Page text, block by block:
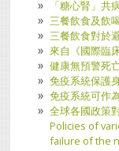
「糖心腎」共
三餐飲食及飲
三餐飲食對於
來自《國際臨
健康無預警死
免疫系統保護
免疫系統可作
全球各國政策
Policies of
failure of the